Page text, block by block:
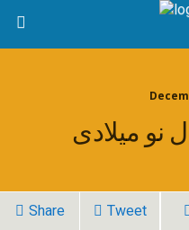
نو میلادی
Share Tweet